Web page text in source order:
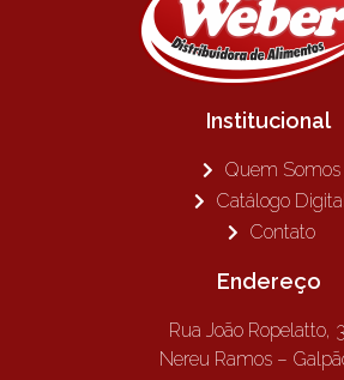
Institucional
Quem Somos
Catálogo
Contato
Endereço
Rua João Ropelatto,
Nereu Ramos –